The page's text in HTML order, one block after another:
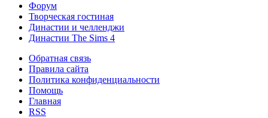
Форум
Творческая гостиная
Династии и челленджи
Династии The Sims 4
Обратная связь
Правила сайта
Политика конфиденциальности
Помощь
Главная
RSS